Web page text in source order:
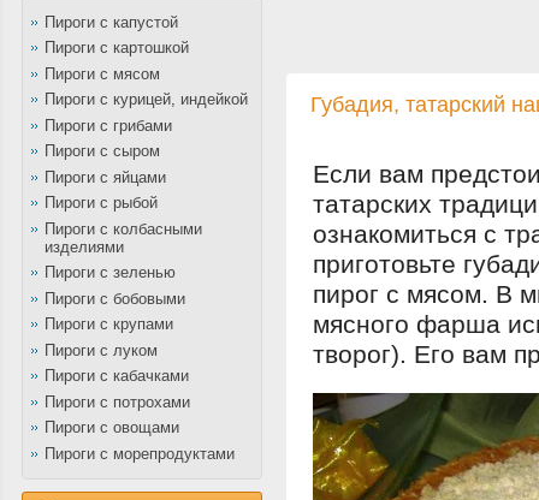
Пироги с капустой
Пироги с картошкой
Пироги с мясом
Пироги с курицей, индейкой
Пироги с грибами
Пироги с сыром
Пироги с яйцами
Пироги с рыбой
Пироги с колбасными
изделиями
Пироги с зеленью
Пироги с бобовыми
Пироги с крупами
Пироги с луком
Пироги с кабачками
Пироги с потрохами
Пироги с овощами
Пироги с морепродуктами
Губадия, татарский
Если вам
татарских
ознакомиться с
приготовьте
пирог с мясом. В
мясного фарша
творог). Его вам